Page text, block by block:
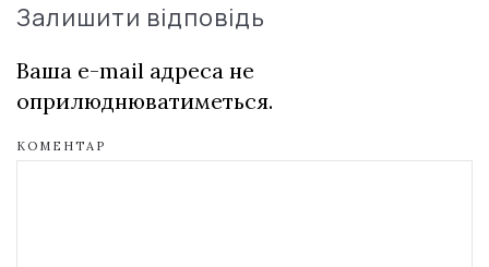
Залишити відповідь
Ваша e-mail адреса не
оприлюднюватиметься.
КОМЕНТАР